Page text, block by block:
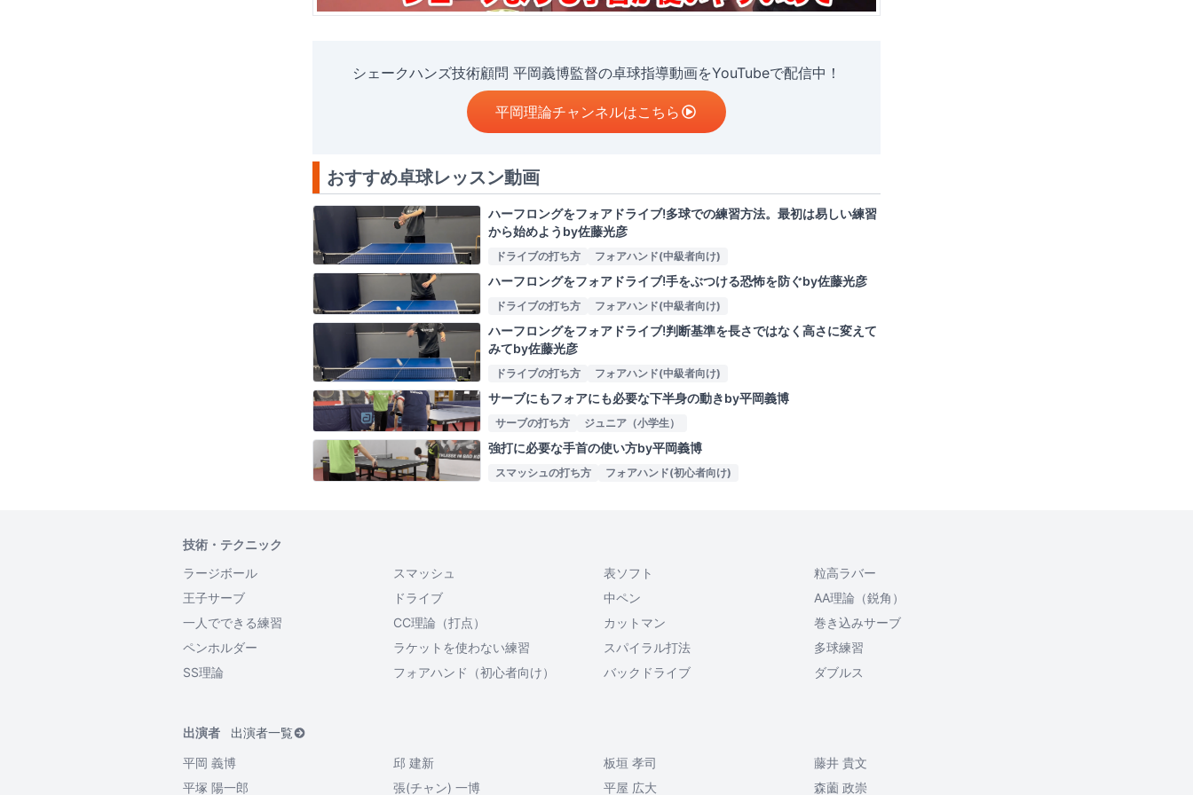
シェークハンズ技術顧問 平岡義博監督の卓球指導動画をYouTubeで配信中！
平岡理論チャンネルはこちら
おすすめ卓球レッスン動画
ハーフロングをフォアドライブ!多球での練習方法。最初は易しい練習
から始めようby佐藤光彦
ドライブの打ち方 フォアハンド(中級者向け)
ハーフロングをフォアドライブ!手をぶつける恐怖を防ぐby佐藤光彦
ドライブの打ち方 フォアハンド(中級者向け)
ハーフロングをフォアドライブ!判断基準を長さではなく高さに変えて
みてby佐藤光彦
ドライブの打ち方 フォアハンド(中級者向け)
サーブにもフォアにも必要な下半身の動きby平岡義博
サーブの打ち方 ジュニア（小学生）
強打に必要な手首の使い方by平岡義博
スマッシュの打ち方 フォアハンド(初心者向け)
技術・テクニック
ラージボール
スマッシュ 表ソフト
粒高ラバー
王子サーブ
ドライブ 中ペン
AA理論（鋭角）
一人でできる練習
CC理論（打点） カットマン
巻き込みサーブ
ペンホルダー
ラケットを使わない練習 スパイラル打法
多球練習
SS理論
フォアハンド（初心者向け） バックドライブ ダブルス
出演者
出演者一覧
平岡 義博
邱 建新 板垣 孝司
藤井 貴文
平塚 陽一郎
張(チャン) 一博 平屋 広大 森薗 政崇